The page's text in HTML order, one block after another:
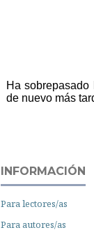
INFORMACIÓN
Para lectores/as
Para autores/as